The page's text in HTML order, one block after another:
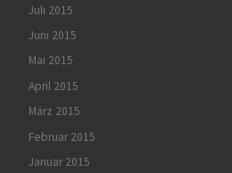
Juli 2015
Juni 2015
Mai 2015
April 2015
März 2015
Februar 2015
Januar 2015